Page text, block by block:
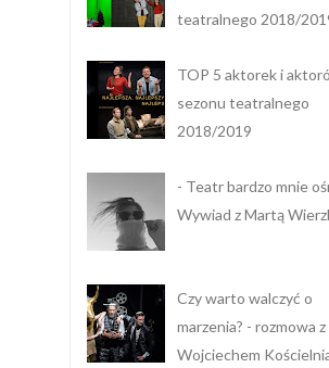
teatralnego 2018/
TOP 5 aktorek i
sezonu teatralnego
2018/2019
- Teatr bardzo mnie
Wywiad z Martą
Czy warto walczyć o
marzenia? - rozmowa z
Wojciechem